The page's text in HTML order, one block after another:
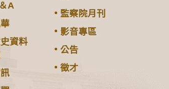
A
資料
監察院月刊
影音專區
公告
徵才